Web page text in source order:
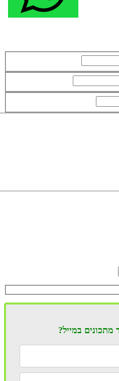
מתכונים במייל?